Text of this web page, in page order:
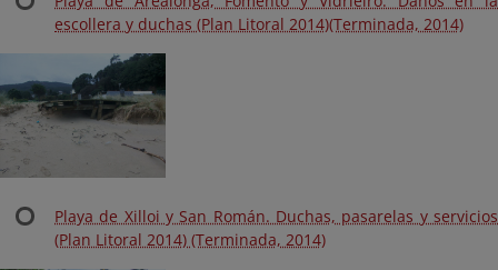
escollera y duchas (Plan Litoral 2014)(Terminada, 2014)
Playa de Xilloi y San Román. Duchas, pasarelas y servicios
(Plan Litoral 2014) (Terminada, 2014)